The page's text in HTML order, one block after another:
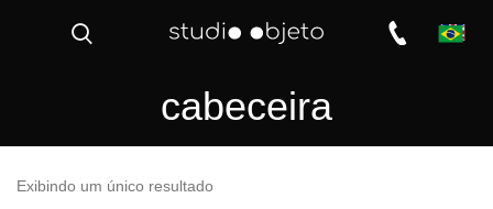
cabeceira
Exibindo um único resultado